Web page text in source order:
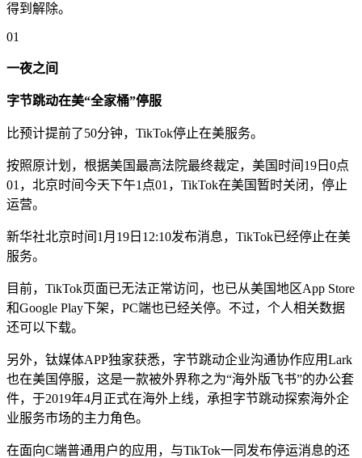
得到解除。
01
一夜之间
字节跳动在美“全家桶”停服
比预计提前了50分钟，TikTok停止在美服务。
按照原计划，根据美国最高法院最终裁定，美国时间19日0点
01，北京时间今天下午1点01，TikTok在美国暂时关闭，停止
运营。
新华社北京时间1月19日12:10发布消息，TikTok已经停止在美
服务。
目前，TikTok页面已无法正常访问，也已从美国地区App Store
和Google Play下架，PC端也已经关停。不过，个人相关数据
还可以下载。
另外，钛媒体APP独家获悉，字节跳动企业沟通协作应用Lark
也在美国停服，这是一款被外界称之为“海外版飞书”的办公套
件，于2019年4月正式在海外上线，承担字节跳动探索海外企
业服务市场的主力角色。
在面向C端普通用户的应用，与TikTok一同发布停运消息的还